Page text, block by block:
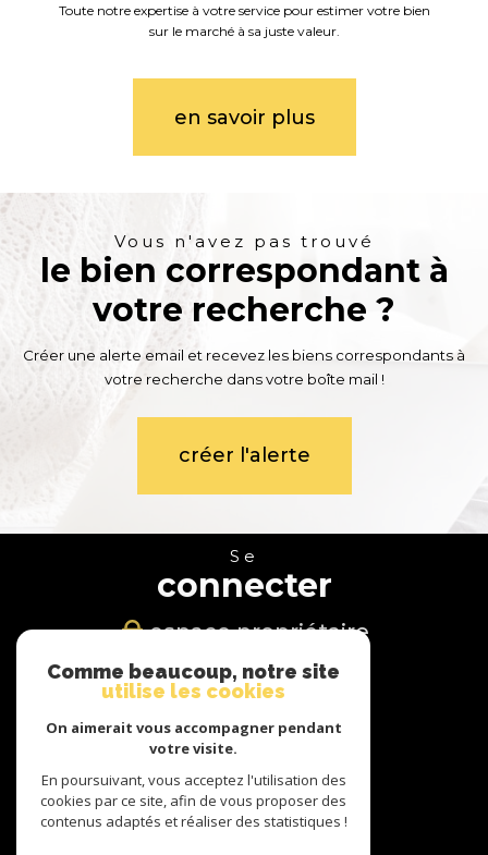
Toute notre expertise à votre service pour estimer votre bien
sur le marché à sa juste valeur.
en savoir plus
Vous n'avez pas trouvé
le bien correspondant à
votre recherche ?
Créer une alerte email et recevez les biens correspondants à
votre recherche dans votre boîte mail !
créer l'alerte
Se
connecter
espace propriétaire
Nous
suivre
Nous
adhérons
Comme beaucoup, notre site
utilise les cookies
On aimerait vous accompagner pendant
votre visite.
En poursuivant, vous acceptez l'utilisation des
cookies par ce site, afin de vous proposer des
contenus adaptés et réaliser des statistiques !